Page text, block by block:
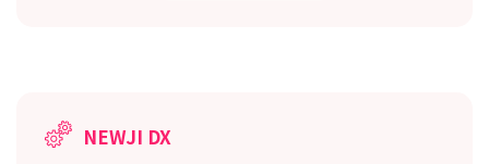
NEWJI DX